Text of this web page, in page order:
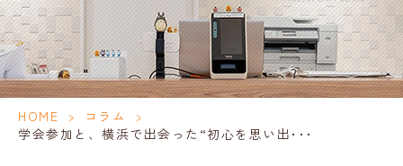
HOME > コラム
>
学会参加と、横浜で出会った“初心を思い出･･･